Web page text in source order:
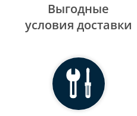
Выгодные
уcловия доставки